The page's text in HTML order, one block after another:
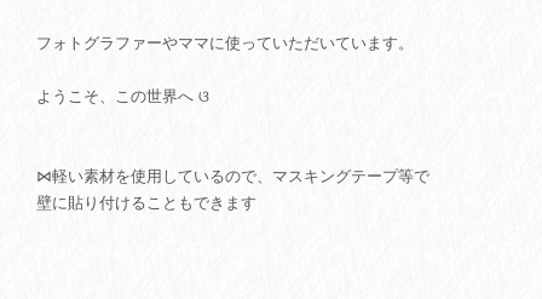
フォトグラファーやママに使っていただいています。
ようこそ、この世界へ ଓ
⋈軽い素材を使用しているので、マスキングテープ等で
壁に貼り付けることもできます